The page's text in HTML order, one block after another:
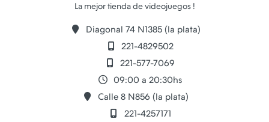
Diagonal 74 N1385 (la plata)
221-4829502
221-577-7069
09:00 a 20:30hs
Calle 8 N856 (la plata)
221-4257171